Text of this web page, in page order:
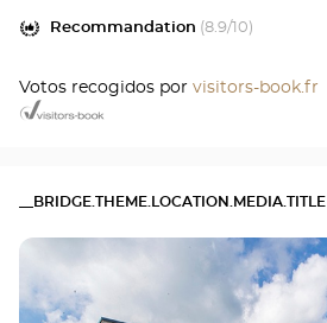
Recommandation (8.9/10)
Votos recogidos por visitors-book.fr
__BRIDGE.THEME.LOCATION.MEDIA.TITLE